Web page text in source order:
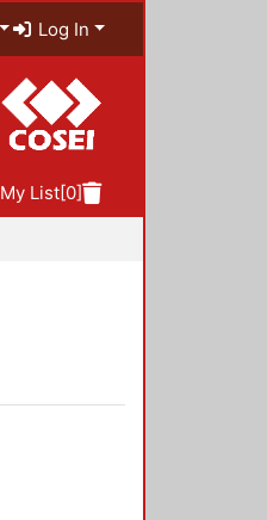
Log In
My List[0]